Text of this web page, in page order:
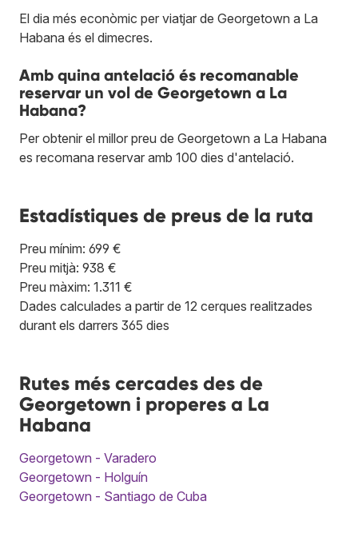
El dia més econòmic per viatjar de Georgetown a La
Habana és el dimecres.
Amb quina antelació és recomanable
reservar un vol de Georgetown a La
Habana?
Per obtenir el millor preu de Georgetown a La Habana
es recomana reservar amb 100 dies d'antelació.
Estadístiques de preus de la ruta
Preu mínim: 699 €
Preu mitjà: 938 €
Preu màxim: 1.311 €
Dades calculades a partir de 12 cerques realitzades
durant els darrers 365 dies
Rutes més cercades des de
Georgetown i properes a La
Habana
Georgetown - Varadero
Georgetown - Holguín
Georgetown - Santiago de Cuba